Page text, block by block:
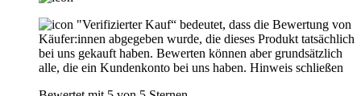
"Verifizierter Kauf“ bedeutet, dass die Bewertung von
Käufer:innen abgegeben wurde, die dieses Produkt tatsächlich
bei uns gekauft haben. Bewerten können aber grundsätzlich
alle, die ein Kundenkonto bei uns haben. Hinweis schließen